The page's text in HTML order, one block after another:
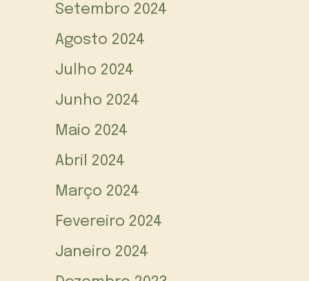
Setembro 2024
Agosto 2024
Julho 2024
Junho 2024
Maio 2024
Abril 2024
Março 2024
Fevereiro 2024
Janeiro 2024